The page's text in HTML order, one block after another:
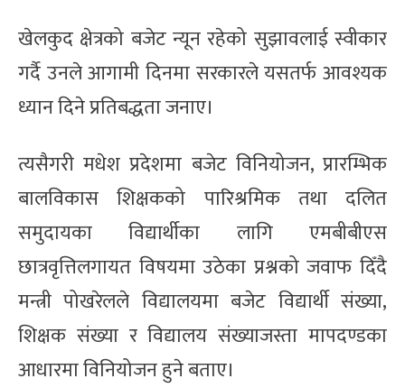
खेलकुद क्षेत्रको बजेट न्यून रहेको सुझावलाई स्वीकार
गर्दै उनले आगामी दिनमा सरकारले यसतर्फ आवश्यक
ध्यान दिने प्रतिबद्धता जनाए।
त्यसैगरी मधेश प्रदेशमा बजेट विनियोजन, प्रारम्भिक
बालविकास शिक्षकको पारिश्रमिक तथा दलित
समुदायका विद्यार्थीका लागि एमबीबीएस
छात्रवृत्तिलगायत विषयमा उठेका प्रश्नको जवाफ दिँदै
मन्त्री पोखरेलले विद्यालयमा बजेट विद्यार्थी संख्या,
शिक्षक संख्या र विद्यालय संख्याजस्ता मापदण्डका
आधारमा विनियोजन हुने बताए।